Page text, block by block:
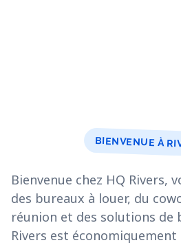
BIENVENUE À
Bienvenue chez HQ Rivers,
des bureaux à louer, du
réunion et des solutions de
Rivers est économiquement